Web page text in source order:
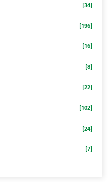
[34]
[196]
[16]
[8]
[22]
[102]
[24]
[7]